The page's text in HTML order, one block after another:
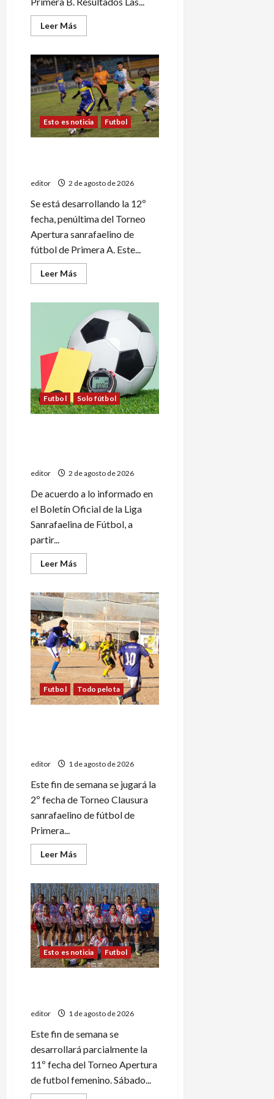
Leer Más
más
Segunda
jornada
del
Torneo
Clausura
de
Primera
B
Esto es noticia Futbol
editor 2 de agosto de 2026
Se está desarrollando la 12º
fecha, penúltima del Torneo
Apertura sanrafaelino de
fútbol de Primera A. Este...
Leer Más
más
Deportivo
Goudge
recibe
Huracán
Futbol Solo fútbol
editor 2 de agosto de 2026
De acuerdo a lo informado en
el Boletín Oficial de la Liga
Sanrafaelina de Fútbol, a
partir...
Leer Más
más
Las
nuevas
reglas
IFAB
están
en
vigencia
en
el
fútbol
local
Futbol Todo pelota
editor 1 de agosto de 2026
Este fin de semana se jugará la
2º fecha de Torneo Clausura
sanrafaelino de fútbol de
Primera...
Leer Más
más
Segundo
capítulo
del
Torneo
Clausura
de
Primera
B
Esto es noticia Futbol
editor 1 de agosto de 2026
Este fin de semana se
desarrollará parcialmente la
11º fecha del Torneo Apertura
de futbol femenino. Sábado...